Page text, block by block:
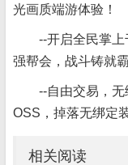
光画质端游体验！
--开启全民掌
强帮会，战斗铸就霸
--自由交易，
OSS，掉落无绑定
相关阅读